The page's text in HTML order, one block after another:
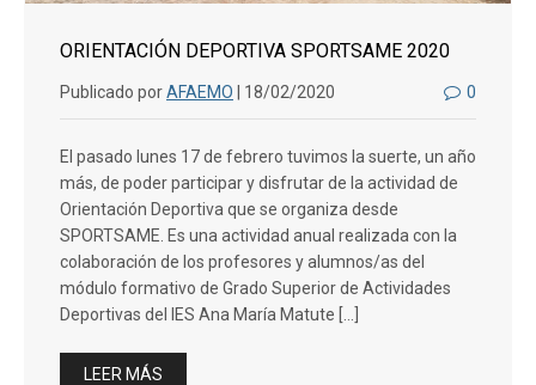
ORIENTACIÓN DEPORTIVA SPORTSAME 2020
Publicado porAFAEMO | 18/02/2020 0
El pasado lunes 17 de febrero tuvimos la suerte, un año
más, de poder participar y disfrutar de la actividad de
Orientación Deportiva que se organiza desde
SPORTSAME. Es una actividad anual realizada con la
colaboración de los profesores y alumnos/as del
módulo formativo de Grado Superior de Actividades
Deportivas del IES Ana María Matute […]
LEER MÁS